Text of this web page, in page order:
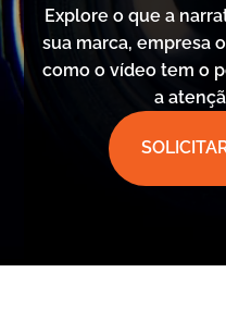
Explore o que a
sua marca, empresa
como o vídeo tem o
a